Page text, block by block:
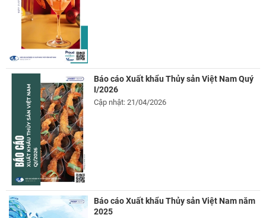
Báo cáo Xuất khẩu Thủy sản Việt Nam Quý
I/2026
Cập nhật: 21/04/2026
Báo cáo Xuất khẩu Thủy sản Việt Nam năm
2025